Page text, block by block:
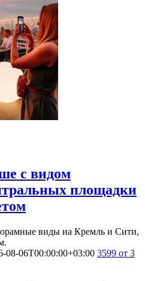
с видом
площадки
виды на Кремль и Сити,
08-06T00:00:00+03:00 3599 от 3